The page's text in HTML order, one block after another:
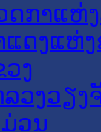
ດກາແຫ່
ແດງແຫ່
ງ
ວງວຽງ
ວນ